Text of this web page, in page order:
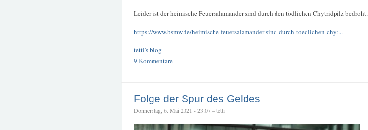
Leider ist der heimische Feuersalamander sind durch den tödlichen Chytridpilz bedroht.
https://www.bsmw.de/heimische-feuersalamander-sind-durch-toedlichen-chyt...
tetti's blog
9 Kommentare
Folge der Spur des Geldes
Donnerstag, 6. Mai 2021 - 23:07 – tetti